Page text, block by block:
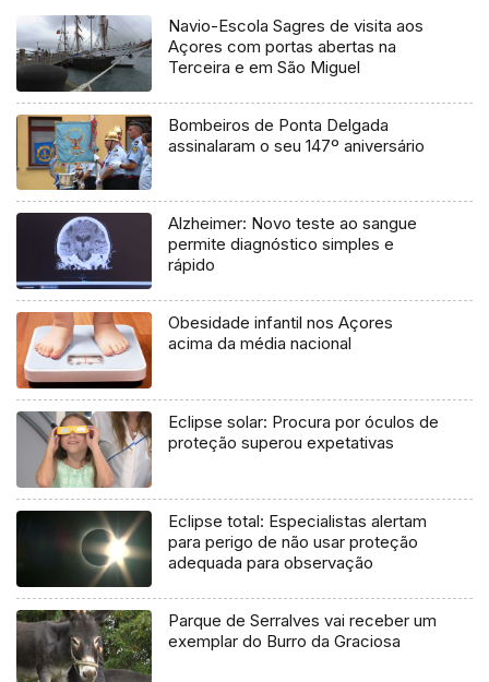
Navio-Escola Sagres de visita aos
Açores com portas abertas na
Terceira e em São Miguel
Bombeiros de Ponta Delgada
assinalaram o seu 147º aniversário
Alzheimer: Novo teste ao sangue
permite diagnóstico simples e
rápido
Obesidade infantil nos Açores
acima da média nacional
Eclipse solar: Procura por óculos de
proteção superou expetativas
Eclipse total: Especialistas alertam
para perigo de não usar proteção
adequada para observação
Parque de Serralves vai receber um
exemplar do Burro da Graciosa